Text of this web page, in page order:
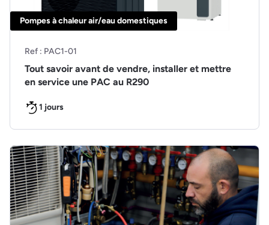
Ref : PAC1-01
Tout savoir avant de vendre, installer et mettre
en service une PAC au R290
1 jours
Pompes à chaleur air/eau domestiques